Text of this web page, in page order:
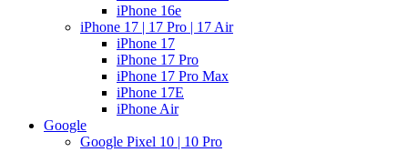
iPhone 16e
iPhone 17 | 17 Pro | 17 Air
iPhone 17
iPhone 17 Pro
iPhone 17 Pro Max
iPhone 17E
iPhone Air
Google
Google Pixel 10 | 10 Pro